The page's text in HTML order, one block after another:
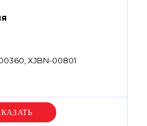
XJBN-00801
цену